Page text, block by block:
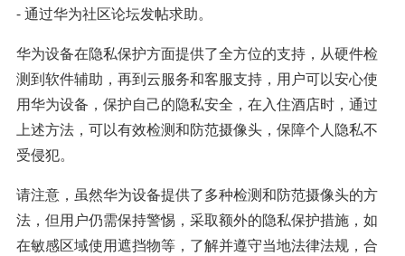
- 通过华为社区论坛发帖求助。
华为设备在隐私保护方面提供了全方位的支持，从硬件检
测到软件辅助，再到云服务和客服支持，用户可以安心使
用华为设备，保护自己的隐私安全，在入住酒店时，通过
上述方法，可以有效检测和防范摄像头，保障个人隐私不
受侵犯。
请注意，虽然华为设备提供了多种检测和防范摄像头的方
法，但用户仍需保持警惕，采取额外的隐私保护措施，如
在敏感区域使用遮挡物等，了解并遵守当地法律法规，合